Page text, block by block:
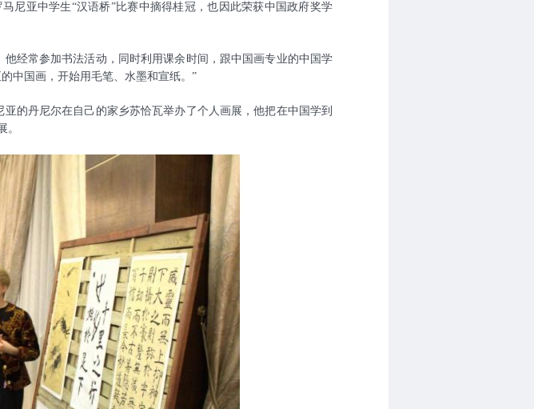
马尼亚中学生“汉语桥”比赛中摘得桂冠，也因此荣获中国政府奖学
经常参加书法活动，同时利用课余时间，跟中国画专业的中国学
中国画，开始用毛笔、水墨和宣纸。”
的丹尼尔在自己的家乡苏恰瓦举办了个人画展，他把在中国学到
。